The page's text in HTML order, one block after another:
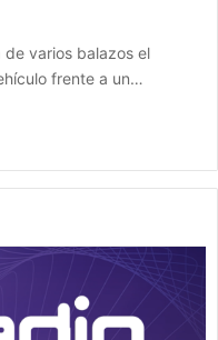
de varios balazos el
frente a un…